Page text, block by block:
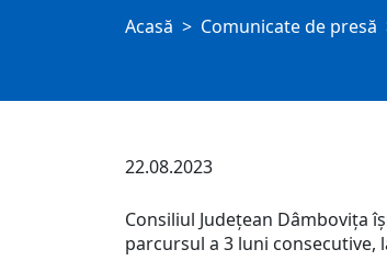
Acasă Comunicate de presă
22.08.2023
Consiliul Județean Dâmbovița
parcursul a 3 luni